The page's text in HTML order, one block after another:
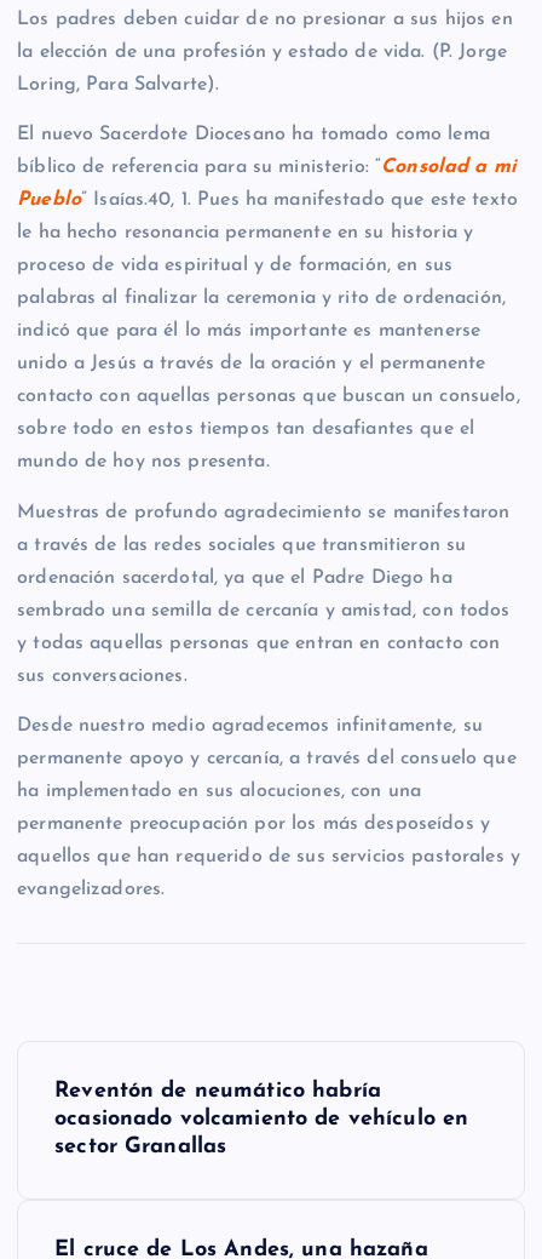
Los padres deben cuidar de no presionar a sus hijos en
la elección de una profesión y estado de vida. (P. Jorge
Loring, Para Salvarte).
El nuevo Sacerdote Diocesano ha tomado como lema
bíblico de referencia para su ministerio: “Consolad a mi
Pueblo” Isaías.40, 1. Pues ha manifestado que este texto
le ha hecho resonancia permanente en su historia y
proceso de vida espiritual y de formación, en sus
palabras al finalizar la ceremonia y rito de ordenación,
indicó que para él lo más importante es mantenerse
unido a Jesús a través de la oración y el permanente
contacto con aquellas personas que buscan un consuelo,
sobre todo en estos tiempos tan desafiantes que el
mundo de hoy nos presenta.
Muestras de profundo agradecimiento se manifestaron
a través de las redes sociales que transmitieron su
ordenación sacerdotal, ya que el Padre Diego ha
sembrado una semilla de cercanía y amistad, con todos
y todas aquellas personas que entran en contacto con
sus conversaciones.
Desde nuestro medio agradecemos infinitamente, su
permanente apoyo y cercanía, a través del consuelo que
ha implementado en sus alocuciones, con una
permanente preocupación por los más desposeídos y
aquellos que han requerido de sus servicios pastorales y
evangelizadores.
Reventón de neumático habría
ocasionado volcamiento de vehículo en
sector Granallas
El cruce de Los Andes, una hazaña